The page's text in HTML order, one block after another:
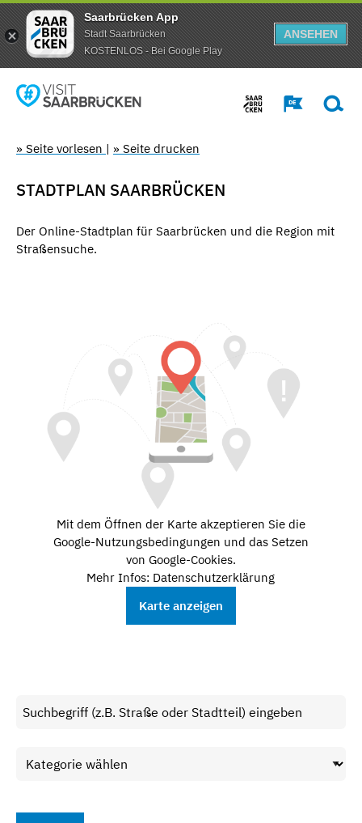
Saarbrücken App
Stadt Saarbrücken
KOSTENLOS - Bei Google Play
ANSEHEN
» Seite vorlesen | » Seite drucken
STADTPLAN SAARBRÜCKEN
Der Online-Stadtplan für Saarbrücken und die Region mit
Straßensuche.
Mit dem Öffnen der Karte akzeptieren Sie die
Google-Nutzungsbedingungen und das Setzen
von Google-Cookies.
Mehr Infos: Datenschutzerklärung
Karte anzeigen